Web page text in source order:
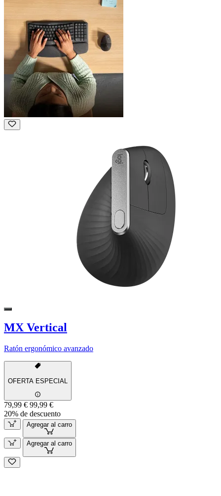
MX Vertical
Ratón ergonómico avanzado
OFERTA ESPECIAL
79,99 € 99,99 €
20% de descuento
Agregar al carro
Agregar al carro